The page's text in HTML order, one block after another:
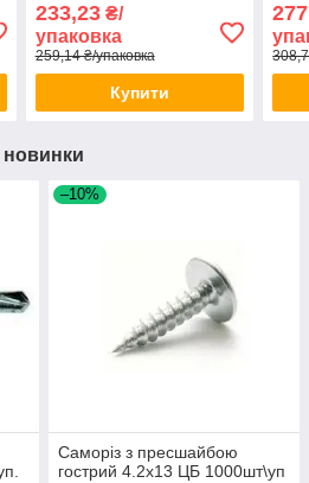
233,23₴/
упаковка
259,14 ₴/упаковка
Купити
новинки
–10%
Саморіз з пресшайбою
гострий 4.2х13 ЦБ 1000шт\уп